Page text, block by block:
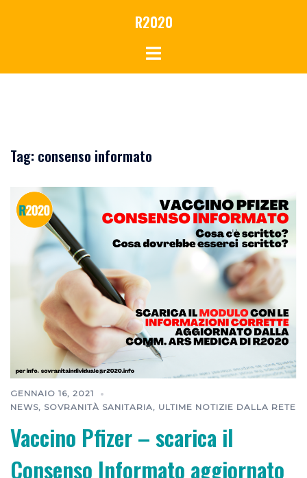
R2020
Tag: consenso informato
GENNAIO 16, 2021
NEWS, SOVRANITÀ SANITARIA, ULTIME NOTIZIE DALLA RETE
Vaccino Pfizer – scarica il
Consenso Informato aggiornato